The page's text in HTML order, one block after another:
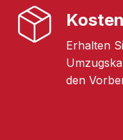
Erhalten
den